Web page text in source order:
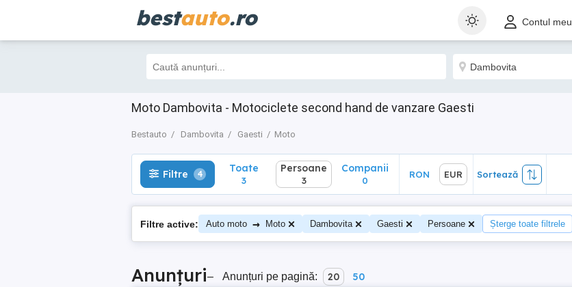
bestauto.ro Contul meu
Moto Dambovita - Motociclete second hand de vanzare Gaesti
Bestauto Dambovita Gaesti Moto
Filtre 4 Toate
3
Sortează
Filtre 4 Toate
3
Persoane
3
Companii
0
RON EUR Sortează
Filtre active: Auto moto → Moto Dambovita Gaesti Persoane Șterge toate filtrele
Anunțuri– Anunțuri pe pagină: 20 50